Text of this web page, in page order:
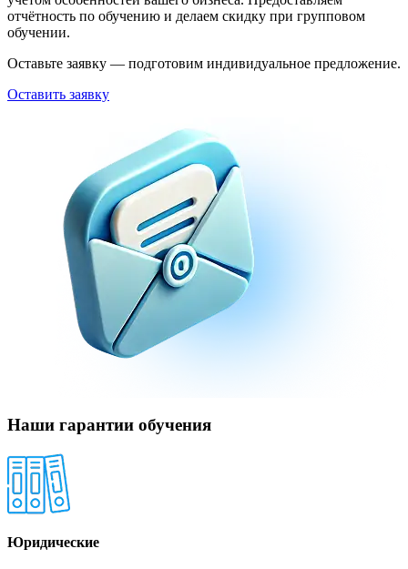
отчётность по обучению и делаем скидку при групповом
обучении.
Оставьте заявку — подготовим индивидуальное предложение.
Оставить заявку
Наши гарантии обучения
Юридические